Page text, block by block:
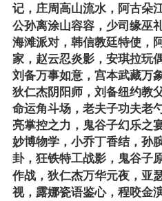
记，庄周高山流水，阿古朵
公孙离涂山容容，少司缘巫
海滩派对，韩信教廷特使，
家，赵云忍炎影，安琪拉玩
刘备万事如意，宫本武藏万
狄仁杰阴阳师，刘备纽约教
命运角斗场，老夫子功夫老
亮掌控之力，鬼谷子幻乐之
妙博物学，小乔丁香结，孙
卦，狂铁特工战影，鬼谷子
作战，狄仁杰万华元夜，亚
视，露娜瓷语鉴心，程咬金